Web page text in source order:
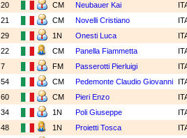
20
CM Neubauer Kai
21
CM Novelli Cristiano
29
1N Onesti Luca
22
CM Panella Fiammetta
7
FM Passerotti Pierluigi
54
CM Pedemonte Claudio Giovanni
60
CM Pieri Enzo
34
1N Poli Giuseppe
48
1N Proietti Tosca